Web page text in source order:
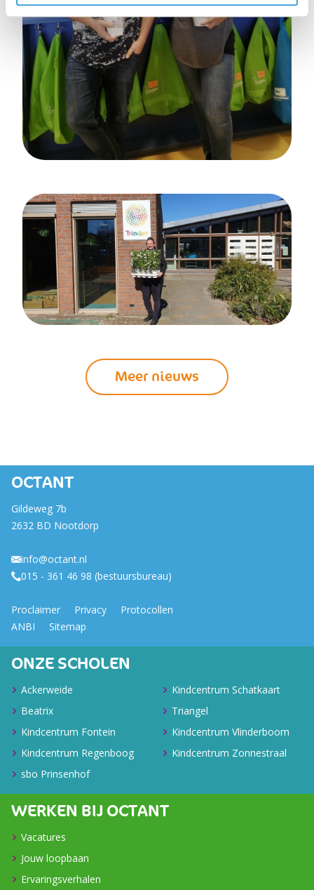
Meer nieuws
OCTANT
Gildeweg 7b
2632 BD Nootdorp
info@octant.nl
015 - 361 46 98 (bestuursbureau)
Proclaimer Privacy
Protocollen
ANBI
Sitemap
ONZE SCHOLEN
Ackerweide
Beatrix
Kindcentrum Fontein
Kindcentrum Regenboog
sbo Prinsenhof
Kindcentrum Schatkaart
Triangel
Kindcentrum Vlinderboom
Kindcentrum Zonnestraal
WERKEN BIJ OCTANT
Vacatures
Jouw loopbaan
Ervaringsverhalen